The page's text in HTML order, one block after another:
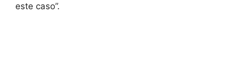
este caso”.